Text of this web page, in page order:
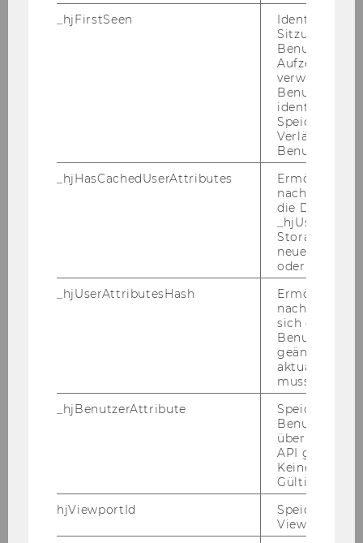
_hjFirstSeen
Identifiziert
Sitzung eines
Benutzers.
verwendet,
identifizieren.
Verlängert
_hjHasCachedUserAttributes
Ermöglicht
die Daten in
Storage auf
neuesten
oder nicht.
_hjUserAttributesHash
Ermöglicht
sich ein
geändert hat
aktualisiert
muss.
_hjBenutzerAttribute
Speichert
über die
API gesendet
Keine
hjViewportId
Speichert
Viewport-